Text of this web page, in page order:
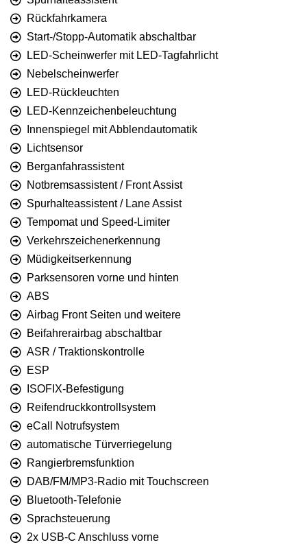
Rückfahrkamera
Start-/Stopp-Automatik abschaltbar
LED-Scheinwerfer mit LED-Tagfahrlicht
Nebelscheinwerfer
LED-Rückleuchten
LED-Kennzeichenbeleuchtung
Innenspiegel mit Abblendautomatik
Lichtsensor
Berganfahrassistent
Notbremsassistent / Front Assist
Spurhalteassistent / Lane Assist
Tempomat und Speed-Limiter
Verkehrszeichenerkennung
Müdigkeitserkennung
Parksensoren vorne und hinten
ABS
Airbag Front Seiten und weitere
Beifahrerairbag abschaltbar
ASR / Traktionskontrolle
ESP
ISOFIX-Befestigung
Reifendruckkontrollsystem
eCall Notrufsystem
automatische Türverriegelung
Rangierbremsfunktion
DAB/FM/MP3-Radio mit Touchscreen
Bluetooth-Telefonie
Sprachsteuerung
2x USB-C Anschluss vorne